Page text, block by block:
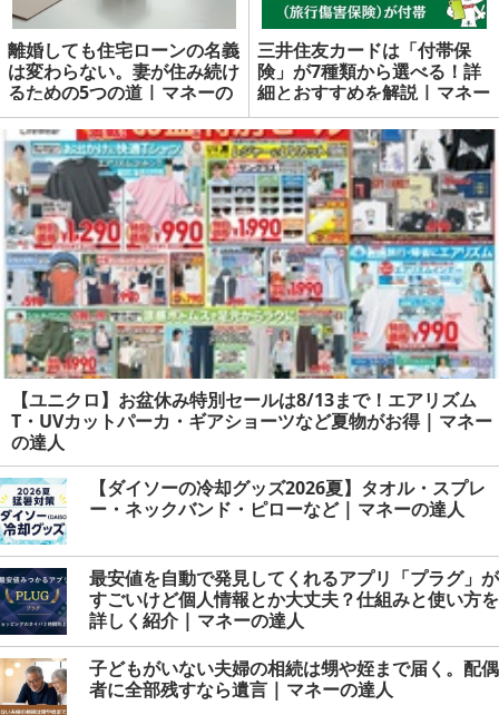
離婚しても住宅ローンの名義
は変わらない。妻が住み続け
るための5つの道 | マネーの
達人
三井住友カードは「付帯保
険」が7種類から選べる！詳
細とおすすめを解説 | マネー
の達人
【ユニクロ】お盆休み特別セールは8/13まで！エアリズム
T・UVカットパーカ・ギアショーツなど夏物がお得 | マネー
の達人
【ダイソーの冷却グッズ2026夏】タオル・スプレ
ー・ネックバンド・ピローなど | マネーの達人
最安値を自動で発見してくれるアプリ「プラグ」が
すごいけど個人情報とか大丈夫？仕組みと使い方を
詳しく紹介 | マネーの達人
子どもがいない夫婦の相続は甥や姪まで届く。配偶
者に全部残すなら遺言 | マネーの達人